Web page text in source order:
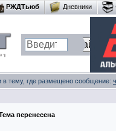
РЖДТьюб Дневники
в тему, где размещено сообщение:
перенесена